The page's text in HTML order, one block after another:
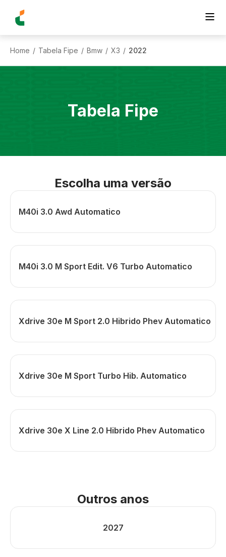
Home / Tabela Fipe / Bmw / X3 / 2022
Tabela Fipe
Escolha uma versão
M40i 3.0 Awd Automatico
M40i 3.0 M Sport Edit. V6 Turbo Automatico
Xdrive 30e M Sport 2.0 Hibrido Phev Automatico
Xdrive 30e M Sport Turbo Hib. Automatico
Xdrive 30e X Line 2.0 Hibrido Phev Automatico
Outros anos
2027